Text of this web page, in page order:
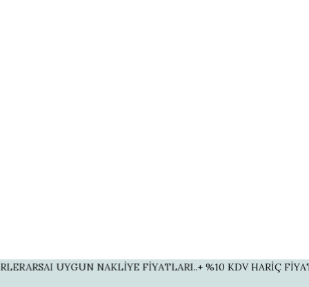
UYGUN NAKLİYE FİYATLARI..+ %10 KDV HARİÇ